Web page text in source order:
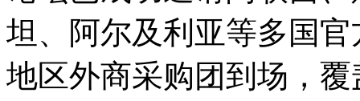
坦、阿尔及利亚等多国
地区外商采购团到场，